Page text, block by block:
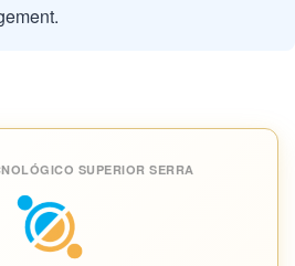
SUPERIOR SERRA